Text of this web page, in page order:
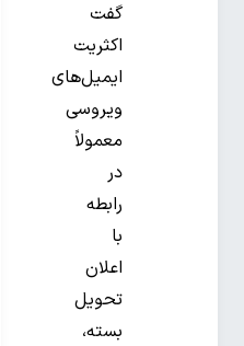
گفت
اکثریت
ایمیل‌های
ویروسی
معمولاً
در
رابطه
با
اعلان
تحویل
بسته،